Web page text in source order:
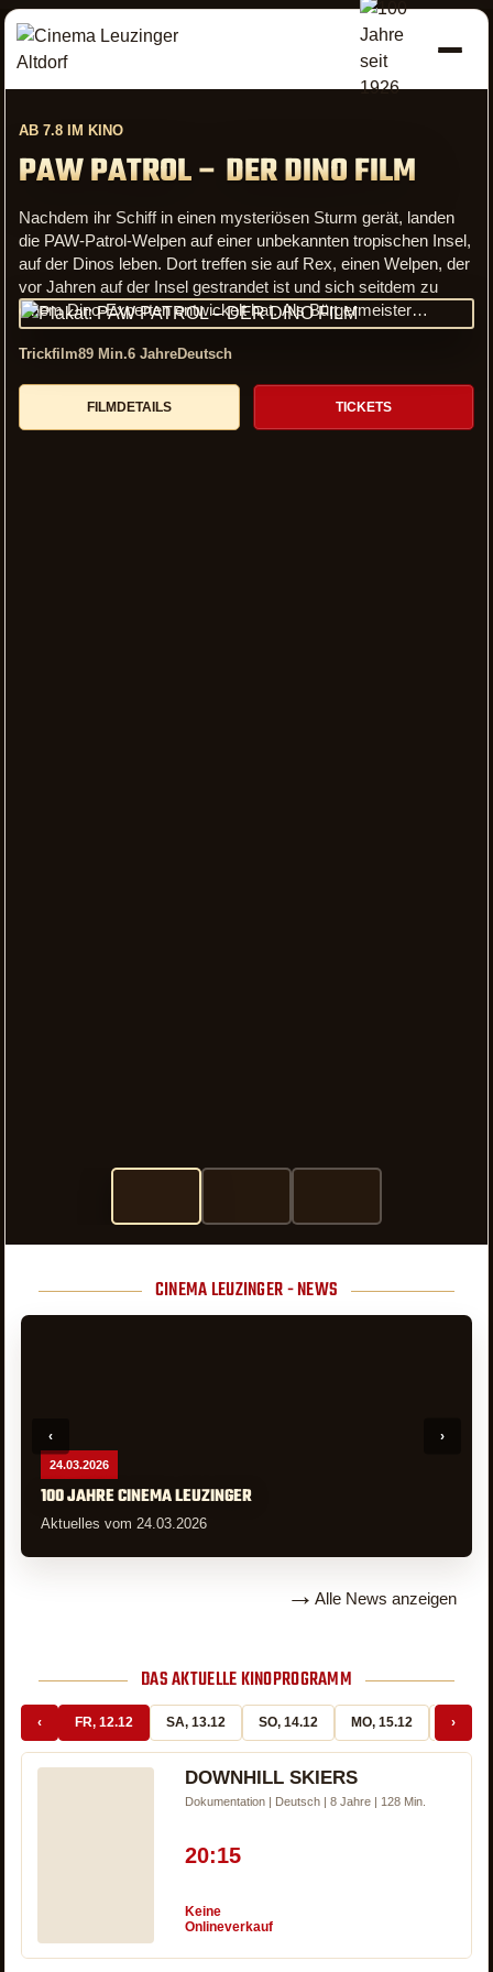
AB 7.8 IM KINO
PAW PATROL – DER DINO FILM
Nachdem ihr Schiff in einen mysteriösen Sturm gerät, landen
die PAW-Patrol-Welpen auf einer unbekannten tropischen Insel,
auf der Dinos leben. Dort treffen sie auf Rex, einen Welpen, der
vor Jahren auf der Insel gestrandet ist und sich seitdem zu
einem Dino-Experten entwickelt hat. Als Bürgermeister
Besserwisser, Erzrivale der PAW Patrol, rücksichtslos mit dem
Abbau der natürlichen Ressourcen der Insel beginnt, löst er
Die PAW-Patrol-Welpen werden in eine Reihe von spannenden,
riesigen Dinosaurier-Rettungsaktionen verwickelt, grösser als
Trickfilm89 Min.6 JahreDeutsch
FILMDETAILS TICKETS
Action Abenteuer Fantasy Geschichte172 Min.14 JahreDeutsch
Animation Komödie Abenteuer90 Min.
FILMDETAILS TICKETS
CINEMA LEUZINGER - NEWS
24.03.2026
100 JAHRE CINEMA LEUZINGER
Aktuelles vom 24.03.2026
→ Alle News anzeigen
DAS AKTUELLE KINOPROGRAMM
‹ FR, 12.12 SA, 13.12 SO, 14.12 MO, 15.12 DI,
›
DOWNHILL SKIERS
Dokumentation | Deutsch | 8 Jahre | 128 Min.
20:15
Keine
Onlineverkauf